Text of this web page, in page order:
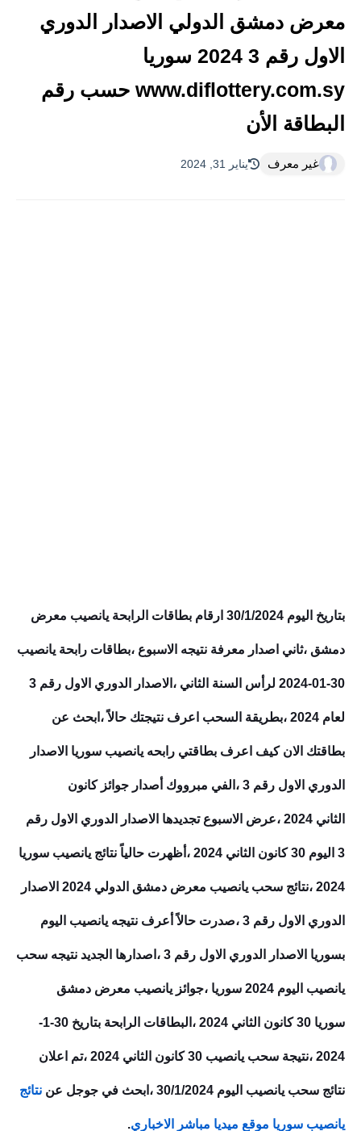
معرض دمشق الدولي الاصدار الدوري
الاول رقم 3 2024 سوريا
www.diflottery.com.sy حسب رقم
البطاقة الأن
غير معرف يناير 31, 2024
بتاريخ اليوم 30/1/2024 ارقام بطاقات الرابحة يانصيب معرض
دمشق ،ثاني اصدار معرفة نتيجه الاسبوع ،بطاقات رابحة يانصيب
30-01-2024 لرأس السنة الثاني ،الاصدار الدوري الاول رقم 3
لعام 2024 ،بطريقة السحب اعرف نتيجتك حالاً ،ابحث عن
بطاقتك الان كيف اعرف بطاقتي رابحه يانصيب سوريا الاصدار
الدوري الاول رقم 3 ،الفي مبرووك أصدار جوائز كانون
الثاني 2024 ،عرض الاسبوع تجديدها الاصدار الدوري الاول رقم
3 اليوم 30 كانون الثاني 2024 ،أظهرت حالياً نتائج يانصيب سوريا
2024 ،نتائج سحب يانصيب معرض دمشق الدولي 2024 الاصدار
الدوري الاول رقم 3 ،صدرت حالاً أعرف نتيجه يانصيب اليوم
بسوريا الاصدار الدوري الاول رقم 3 ،اصدارها الجديد نتيجه سحب
يانصيب اليوم 2024 سوريا ،جوائز يانصيب معرض دمشق
سوريا 30 كانون الثاني 2024 ،البطاقات الرابحة بتاريخ 30-1-
2024 ،نتيجة سحب يانصيب 30 كانون الثاني 2024 ،تم اعلان
نتائج سحب يانصيب اليوم 30/1/2024 ،ابحث في جوجل عن نتائج
يانصيب سوريا موقع ميديا مباشر الاخباري.